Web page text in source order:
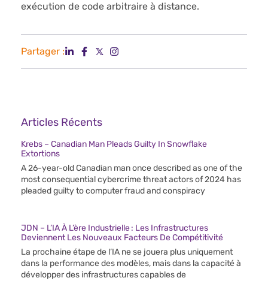
exécution de code arbitraire à distance.
Partager :
Articles Récents
Krebs – Canadian Man Pleads Guilty In Snowflake
Extortions
A 26-year-old Canadian man once described as one of the
most consequential cybercrime threat actors of 2024 has
pleaded guilty to computer fraud and conspiracy
JDN – L’IA À L’ère Industrielle : Les Infrastructures
Deviennent Les Nouveaux Facteurs De Compétitivité
La prochaine étape de l’IA ne se jouera plus uniquement
dans la performance des modèles, mais dans la capacité à
développer des infrastructures capables de